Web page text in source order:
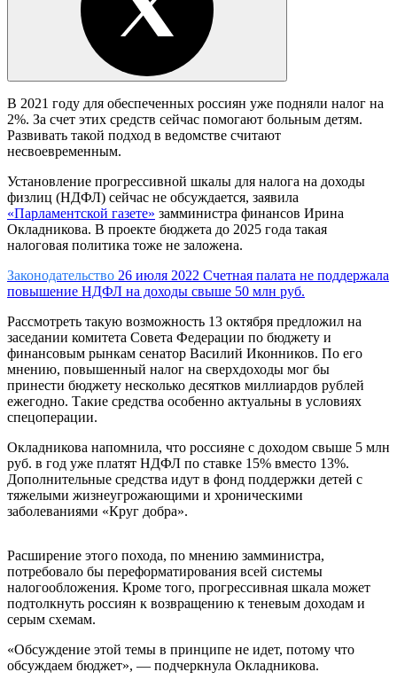
В 2021 году для обеспеченных россиян уже подняли налог на
2%. За счет этих средств сейчас помогают больным детям.
Развивать такой подход в ведомстве считают
несвоевременным.
Установление прогрессивной шкалы для налога на доходы
физлиц (НДФЛ) сейчас не обсуждается, заявила
«Парламентской газете» замминистра финансов Ирина
Окладникова. В проекте бюджета до 2025 года такая
налоговая политика тоже не заложена.
Законодательство 26 июля 2022 Счетная палата не поддержала
повышение НДФЛ на доходы свыше 50 млн руб.
Рассмотреть такую возможность 13 октября предложил на
заседании комитета Совета Федерации по бюджету и
финансовым рынкам сенатор Василий Иконников. По его
мнению, повышенный налог на сверхдоходы мог бы
принести бюджету несколько десятков миллиардов рублей
ежегодно. Такие средства особенно актуальны в условиях
спецоперации.
Окладникова напомнила, что россияне с доходом свыше 5 млн
руб. в год уже платят НДФЛ по ставке 15% вместо 13%.
Дополнительные средства идут в фонд поддержки детей с
тяжелыми жизнеугрожающими и хроническими
заболеваниями «Круг добра».
Расширение этого похода, по мнению замминистра,
потребовало бы переформатирования всей системы
налогообложения. Кроме того, прогрессивная шкала может
подтолкнуть россиян к возвращению к теневым доходам и
серым схемам.
«Обсуждение этой темы в принципе не идет, потому что
обсуждаем бюджет», — подчеркнула Окладникова.